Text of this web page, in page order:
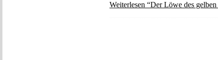
Weiterlesen “Der Löwe des